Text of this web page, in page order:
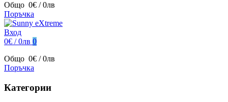
Общо 0€ / 0лв
Поръчка
Вход
0€ / 0лв 0
Общо 0€ / 0лв
Поръчка
Категории